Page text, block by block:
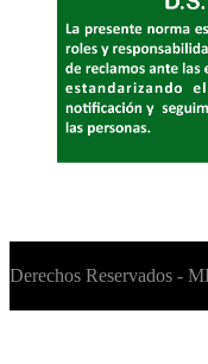
Derechos Reservados -